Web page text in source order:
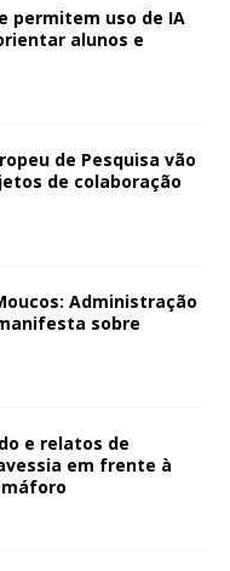
permitem uso de IA
alunos e
de Pesquisa vão
de colaboração
Administração
sobre
e relatos de
em frente à